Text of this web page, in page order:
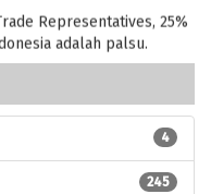
Representatives, 25%
adalah palsu.
orang yang selalu
hidup lebih lama. 4
245